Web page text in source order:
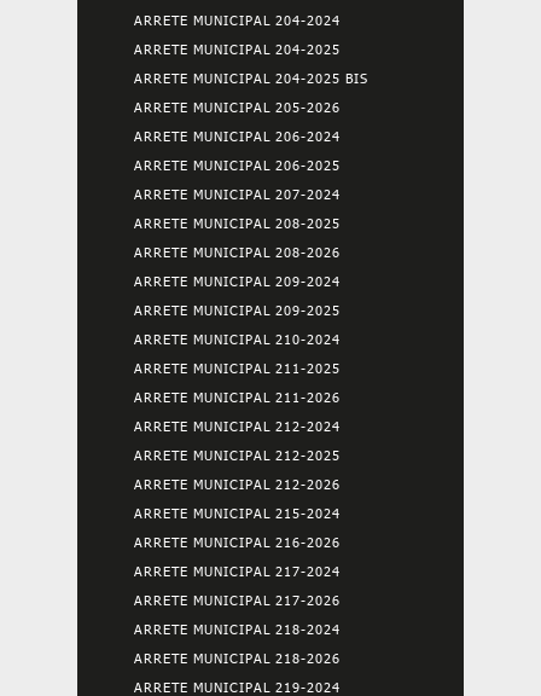
ARRETE MUNICIPAL 204-2024
ARRETE MUNICIPAL 204-2025
ARRETE MUNICIPAL 204-2025 BIS
ARRETE MUNICIPAL 205-2026
ARRETE MUNICIPAL 206-2024
ARRETE MUNICIPAL 206-2025
ARRETE MUNICIPAL 207-2024
ARRETE MUNICIPAL 208-2025
ARRETE MUNICIPAL 208-2026
ARRETE MUNICIPAL 209-2024
ARRETE MUNICIPAL 209-2025
ARRETE MUNICIPAL 210-2024
ARRETE MUNICIPAL 211-2025
ARRETE MUNICIPAL 211-2026
ARRETE MUNICIPAL 212-2024
ARRETE MUNICIPAL 212-2025
ARRETE MUNICIPAL 212-2026
ARRETE MUNICIPAL 215-2024
ARRETE MUNICIPAL 216-2026
ARRETE MUNICIPAL 217-2024
ARRETE MUNICIPAL 217-2026
ARRETE MUNICIPAL 218-2024
ARRETE MUNICIPAL 218-2026
ARRETE MUNICIPAL 219-2024